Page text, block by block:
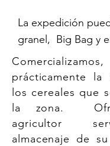
La expedición
granel, Big Bag y
Comercializamos,
prácticamente
los cereales que
la zona.
agricultor
almacenaje de